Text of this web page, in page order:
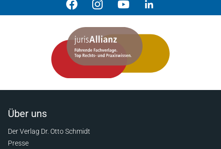
Über uns
Der Verlag Dr. Otto Schmidt
Presse